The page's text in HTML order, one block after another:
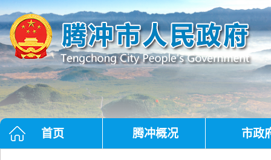
首页 腾冲概况 市政